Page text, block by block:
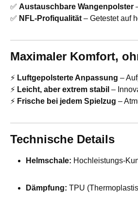
✅ Austauschbare Wangenpolster
✅ NFL-Profiqualität – Getestet auf
Maximaler Komfort,
⚡ Luftgepolsterte Anpassung –
⚡ Leicht, aber extrem stabil –
⚡ Frische bei jedem Spielzug –
Technische Details
Helmschale: Hochleistungs-
Dämpfung: TPU